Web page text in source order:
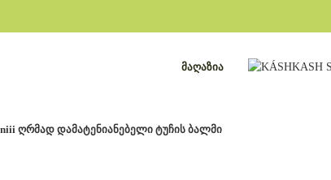
ᲛᲐᲦᲐᲖᲘᲐ
ღრმად დამატენიანებელი ტუჩის ბალმი